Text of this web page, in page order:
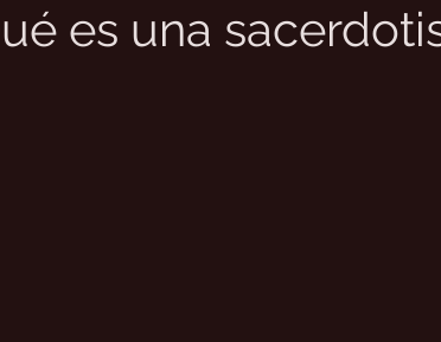
es una